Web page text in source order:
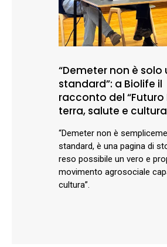
“Demeter non è solo
standard”: a Biolife il
racconto del “Futuro
terra, salute e cultura
“Demeter non è
standard, è una pagina di
reso possibile un vero e
movimento agrosociale
cultura”.